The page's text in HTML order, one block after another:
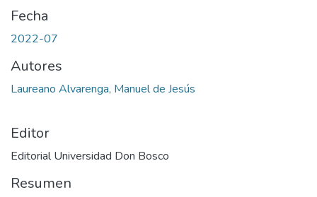
Fecha
2022-07
Autores
Laureano Alvarenga, Manuel de Jesús
Editor
Editorial Universidad Don Bosco
Resumen